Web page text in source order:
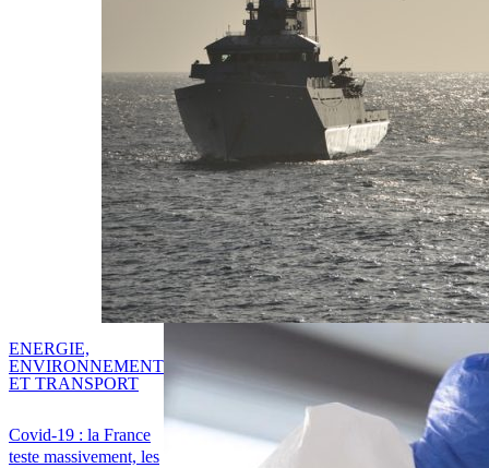
Covid-19 : la France
teste massivement, les
ENERGIE,
ENVIRONNEMENT
ET TRANSPORT